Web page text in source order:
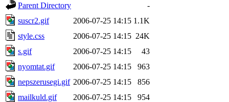
Parent Directory
-
suscr2.gif
2006-07-25 14:15 1.1K
style.css
2006-07-25 14:15 24K
s.gif
2006-07-25 14:15
43
nyomtat.gif
2006-07-25 14:15
963
nepszerusegi.gif 2006-07-25 14:15
856
mailkuld.gif
2006-07-25 14:15
954